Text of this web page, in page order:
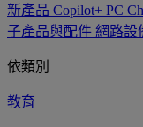
新產品 Copilot+ PC
子產品與配件 網路設
依類別
教育